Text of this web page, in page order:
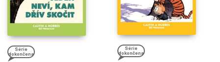
Série
dokončena
Série
dokončena